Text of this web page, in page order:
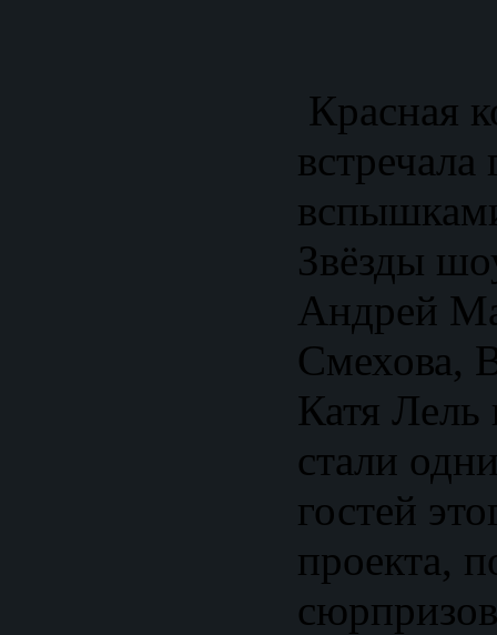
Красная
встречала
Звёзды
Андрей
Смехова,
Катя Лель
стали
гостей
проекта,